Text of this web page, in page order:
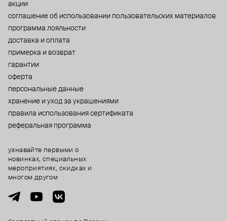
акции
cоглашение об использовании пользовательских материалов
программа лояльности
доставка и оплата
примерка и возврат
гарантии
оферта
персональные данные
хранение и уход за украшениями
правила использования сертификата
реферальная программа
узнавайте первыми о
новинках, специальных
мероприятиях, скидках и
многом другом